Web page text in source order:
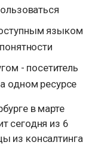
языком
- посетитель
одном ресурсе
в марте
сегодня из 6
из консалтинга